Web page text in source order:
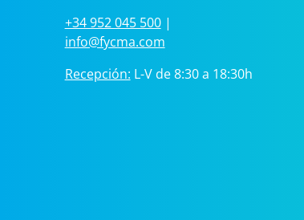
+34 952 045 500|
info@fycma.com
Recepción: L-V de 8:30 a 18:30h